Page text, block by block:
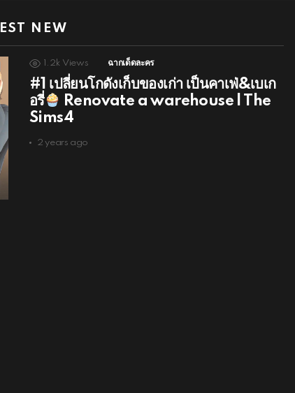
NEW
1.2k Views ฉากเด็ดละคร
#1 เปลี่ยนโกดังเก็บของเก่า เป็นคาเฟ่&เบเก
อรี่
Renovate a warehouse l The
Sims4
2 years ago